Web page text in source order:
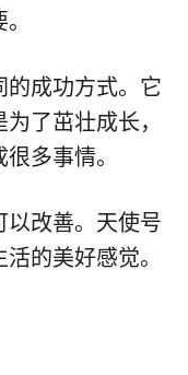
的成功方式。它
了茁壮成长，
多事情。
以改善。天使号
的美好感觉。